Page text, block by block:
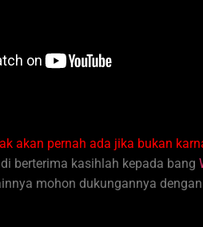
akan pernah ada jika bukan
berterima kasihlah kepada bang
mohon dukungannya